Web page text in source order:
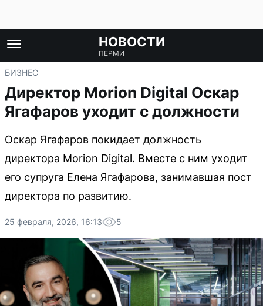
НОВОСТИ
ПЕРМИ
БИЗНЕС
Директор Morion Digital Оскар
Ягафаров уходит с должности
Оскар Ягафаров покидает должность
директора Morion Digital. Вместе с ним уходит
его супруга Елена Ягафарова, занимавшая пост
директора по развитию.
25 февраля, 2026, 16:13 5